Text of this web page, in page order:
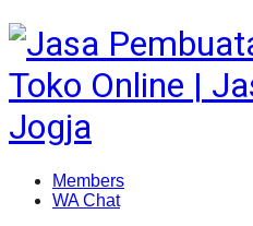
Members
WA Chat